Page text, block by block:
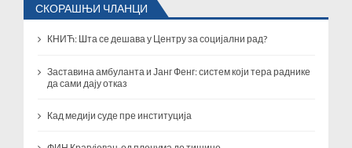
СКОРАШЊИ ЧЛАНЦИ
КНИЋ: Шта се дешава у Центру за социјални рад?
Заставина амбуланта и Јанг Фенг: систем који тера раднике
да сами дају отказ
Кад медији суде пре институција